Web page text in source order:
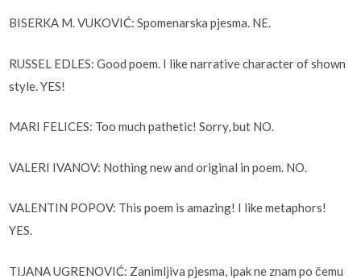
BISERKA M. VUKOVIĆ: Spomenarska pjesma. NE.
RUSSEL EDLES: Good poem. I like narrative character of shown
style. YES!
MARI FELICES: Too much pathetic! Sorry, but NO.
VALERI IVANOV: Nothing new and original in poem. NO.
VALENTIN POPOV: This poem is amazing! I like metaphors!
YES.
TIJANA UGRENOVIĆ: Zanimljiva pjesma, ipak ne znam po čemu